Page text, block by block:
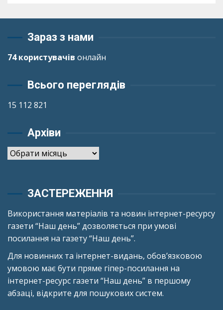
Зараз з нами
74 користувачів онлайн
Всього переглядів
15 112 821
Архіви
Архіви
ЗАСТЕРЕЖЕННЯ
Використання матеріалів та новин інтернет-ресурсу
газети “Наш день” дозволяється при умові
посилання на газету “Наш день”.
Для новинних та інтернет-видань, обов’язковою
умовою має бути пряме гіпер-посилання на
інтернет-ресурс газети “Наш день” в першому
абзаці, відкрите для пошукових систем.